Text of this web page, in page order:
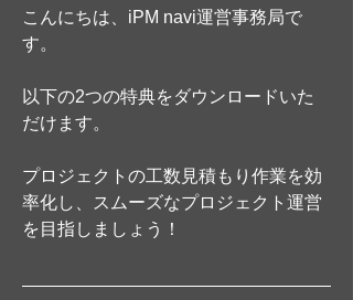
こんにちは、iPM navi運営事務局で
す。
以下の2つの特典をダウンロードいた
だけます。
プロジェクトの工数見積もり作業を効
率化し、スムーズなプロジェクト運営
を目指しましょう！